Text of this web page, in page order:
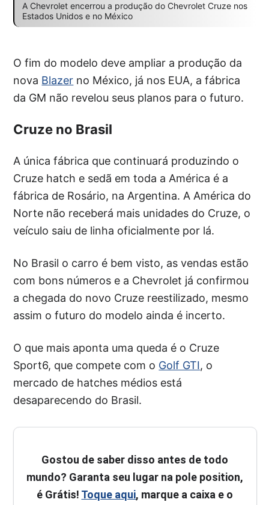
A Chevrolet encerrou a produção do Chevrolet Cruze nos
Estados Unidos e no México
O fim do modelo deve ampliar a produção da
nova Blazer no México, já nos EUA, a fábrica
da GM não revelou seus planos para o futuro.
Cruze no Brasil
A única fábrica que continuará produzindo o
Cruze hatch e sedã em toda a América é a
fábrica de Rosário, na Argentina. A América do
Norte não receberá mais unidades do Cruze, o
veículo saiu de linha oficialmente por lá.
No Brasil o carro é bem visto, as vendas estão
com bons números e a Chevrolet já confirmou
a chegada do novo Cruze reestilizado, mesmo
assim o futuro do modelo ainda é incerto.
O que mais aponta uma queda é o Cruze
Sport6, que compete com o Golf GTI, o
mercado de hatches médios está
desaparecendo do Brasil.
Gostou de saber disso antes de todo
mundo? Garanta seu lugar na pole position,
é Grátis! Toque aqui, marque a caixa e o